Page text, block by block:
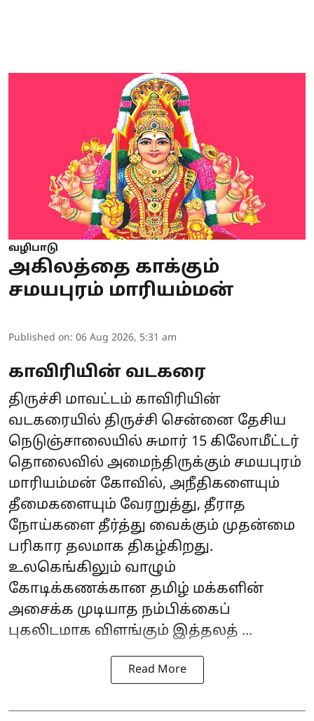
வழிபாடு
அகிலத்தை காக்கும்
சமயபுரம் மாரியம்மன்
Published on: 06 Aug 2026, 5:31 am
காவிரியின் வடகரை
திருச்சி மாவட்டம் காவிரியின்
வடகரையில் திருச்சி சென்னை தேசிய
நெடுஞ்சாலையில் சுமார் 15 கிலோமீட்டர்
தொலைவில் அமைந்திருக்கும் சமயபுரம்
மாரியம்மன் கோவில், அநீதிகளையும்
தீமைகளையும் வேரறுத்து, தீராத
நோய்களை தீர்த்து வைக்கும் முதன்மை
பரிகார தலமாக திகழ்கிறது.
உலகெங்கிலும் வாழும்
கோடிக்கணக்கான தமிழ் மக்களின்
அசைக்க முடியாத நம்பிக்கைப்
புகலிடமாக விளங்கும் இத்தலத் ...
Read More